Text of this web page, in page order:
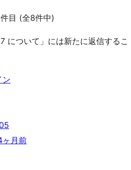
目 (全8件中)
について」には新たに返信するこ
ン
ヶ月前